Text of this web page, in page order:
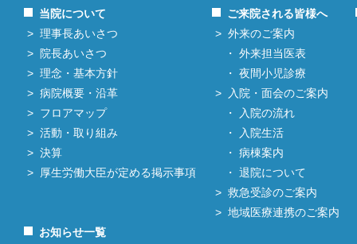
当院について
理事長あいさつ
院長あいさつ
理念・基本方針
病院概要・沿革
フロアマップ
活動・取り組み
決算
厚生労働大臣が定める掲示事項
ご来院される皆様へ
外来のご案内
外来担当医表
夜間小児診療
入院・面会のご案内
入院の流れ
入院生活
病棟案内
退院について
救急受診のご案内
地域医療連携のご案内
お知らせ一覧